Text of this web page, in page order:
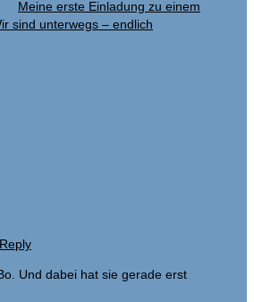
Meine erste Einladung zu einem
sind unterwegs – endlich
Reply
Und dabei hat sie gerade erst